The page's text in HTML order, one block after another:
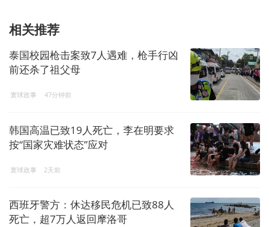
相关推荐
泰国校园枪击案致7人遇难，枪手行凶
前还杀了祖父母
寰球政事 47分钟前
韩国高温已致19人死亡，李在明要求
按“国家灾难状态”应对
寰球政事 2天前
西班牙警方：休达移民危机已致88人
死亡，超7万人返回摩洛哥